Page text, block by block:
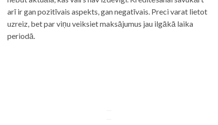
arī ir gan pozitīvais aspekts, gan negatīvais. Preci varat lietot
uzreiz, bet par viņu veiksiet maksājumus jau ilgākā laika
periodā.